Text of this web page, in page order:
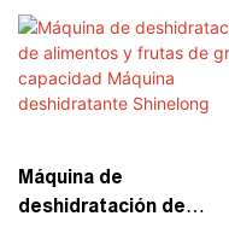
desgaste diario, lo que lo
largo plazo. En esencia, la
indispensable en el diseño
segura, eficiente y
de deshidratador de
alimentos para el hogar
Shinelong
Máquina de
deshidratación de